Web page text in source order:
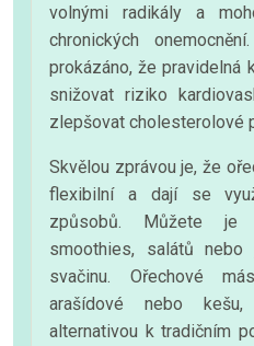
volnými radikály a
chronických
prokázáno, že pravidelná
snižovat riziko
zlepšovat cholesterolové
Skvělou zprávou je, že
flexibilní a dají se
způsobů. Můžete je
smoothies, salátů
svačinu. Ořechové
arašídové nebo
alternativou k tradičním